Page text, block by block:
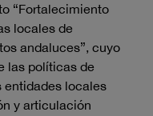
“Fortalecimiento
locales de
andaluces”, cuyo
las políticas de
entidades locales
y articulación